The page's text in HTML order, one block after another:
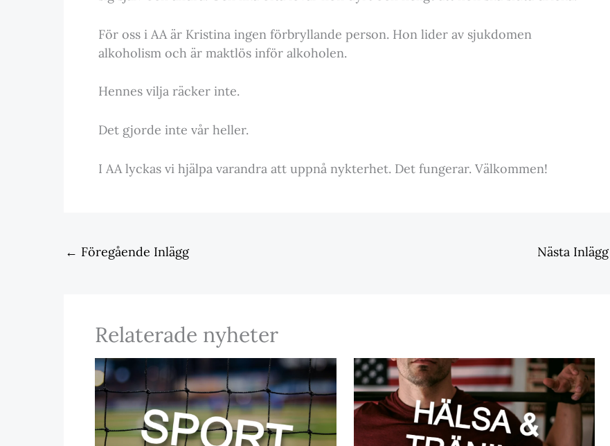
För oss i AA är Kristina ingen förbryllande person. Hon lider av sjukdomen
alkoholism och är maktlös inför alkoholen.
Hennes vilja räcker inte.
Det gjorde inte vår heller.
I AA lyckas vi hjälpa varandra att uppnå nykterhet. Det fungerar. Välkommen!
← Föregående Inlägg Nästa Inlägg
Relaterade nyheter